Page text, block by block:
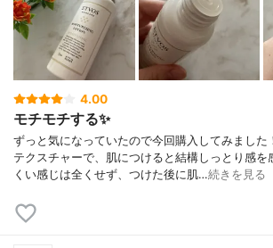
4.00
モチモチする✨
ずっと気になっていたので今回購入してみました
テクスチャーで、肌につけると結構しっとり感を
くい感じは全くせず、つけた後に肌…続きを見る